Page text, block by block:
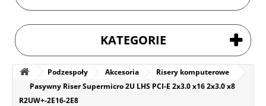
KATEGORIE
Podzespoły Akcesoria
Risery komputerowe
Pasywny Riser Supermicro 2U LHS PCI-E 2x3.0 x16 2x3.0 x8
R2UW+-2E16-2E8